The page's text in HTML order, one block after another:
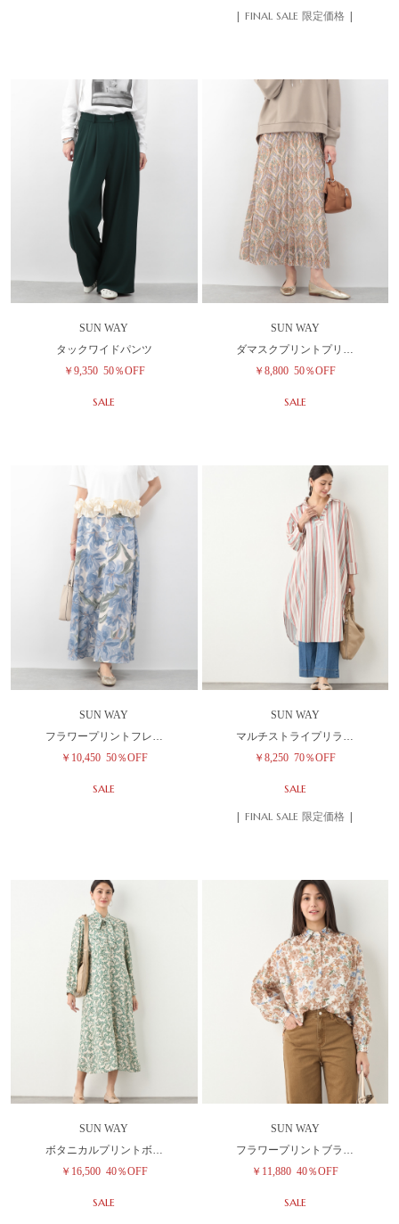
| FINAL SALE 限定価格 |
SUN WAY
タックワイドパンツ
￥9,350 50％OFF
SALE
SUN WAY
ダマスクプリントプリ…
￥8,800 50％OFF
SALE
SUN WAY
フラワープリントフレ…
￥10,450 50％OFF
SALE
SUN WAY
マルチストライプリラ…
￥8,250 70％OFF
SALE
| FINAL SALE 限定価格 |
SUN WAY
ボタニカルプリントボ…
￥16,500 40％OFF
SALE
SUN WAY
フラワープリントブラ…
￥11,880 40％OFF
SALE